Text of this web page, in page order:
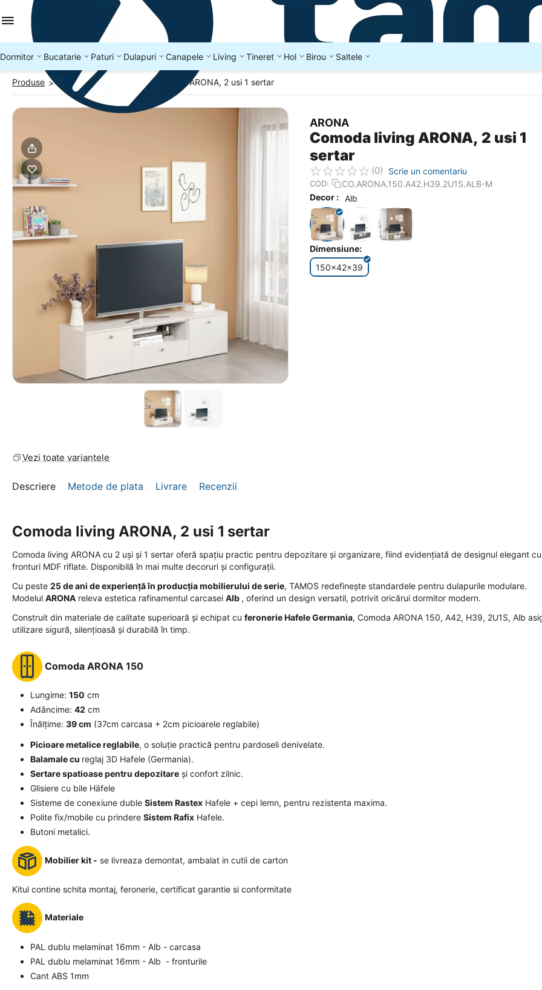
Dormitor Bucatarie Paturi Dulapuri Canapele Living Tineret Hol Birou Saltele
Produse > Comode Living Comoda living ARONA, 2 usi 1 sertar
ARONA
Comoda living ARONA, 2 usi 1
sertar
(0) Scrie un comentariu
COD:
CO.ARONA.150.A42.H39.2U1S.ALB-M
Decor : Alb
Dimensiune:
150x42x39
Vezi toate variantele
Descriere Metode de plata Livrare Recenzii
Comoda living ARONA, 2 usi 1 sertar
Comoda living ARONA cu 2 uși și 1 sertar oferă spațiu practic pentru depozitare și organizare, fiind evidențiată de designul elegant cu
fronturi MDF riflate. Disponibilă în mai multe decoruri și configurații.
Cu peste 25 de ani de experiență în producția mobilierului de serie, TAMOS redefinește standardele pentru dulapurile modulare.
Modelul ARONA releva estetica rafinamentul carcasei Alb , oferind un design versatil, potrivit oricărui dormitor modern.
Construit din materiale de calitate superioară și echipat cu feronerie Hafele Germania, Comoda ARONA 150, A42, H39, 2U1S, Alb
utilizare sigură, silențioasă și durabilă în timp.
Comoda ARONA 150
Lungime: 150 cm
Adâncime: 42 cm
Înălțime: 39cm (37cm carcasa + 2cm picioarele reglabile)
Picioare metalice reglabile, o soluție practică pentru pardoseli denivelate.
Balamale cu reglaj 3D Hafele (Germania).
Sertare spatioase pentru depozitare și confort zilnic.
Glisiere cu bile Häfele
Sisteme de conexiune duble Sistem Rastex Hafele + cepi lemn, pentru rezistenta maxima.
Polite fix/mobile cu prindere Sistem Rafix Hafele.
Butoni metalici.
Mobilier kit - se livreaza demontat, ambalat in cutii de carton
Kitul contine schita montaj, feronerie, certificat garantie si conformitate
Materiale
PAL dublu melaminat 16mm - Alb - carcasa
PAL dublu melaminat 16mm - Alb - fronturile
Cant ABS 1mm